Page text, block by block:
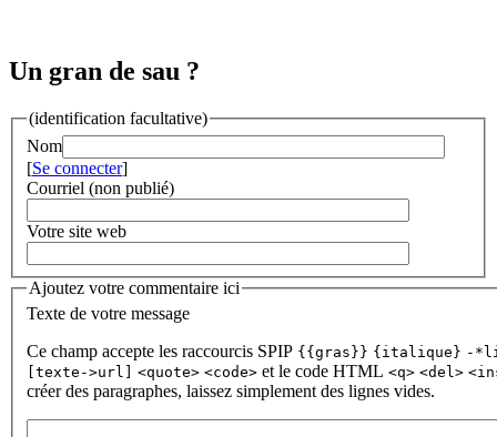
Un gran de sau ?
(identification facultative)
Nom
[Se connecter]
Courriel (non publié)
Votre site web
Ajoutez votre commentaire ici
Texte de votre message
Ce champ accepte les raccourcis SPIP {{gras}} {italique} -
[texte->url]
<quote> <code> et le code HTML <q> <del>
créer des paragraphes, laissez simplement des lignes vides.